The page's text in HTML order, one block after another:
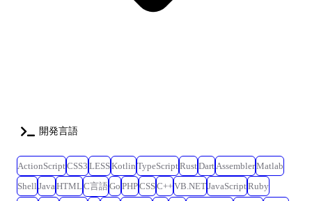
開発言語
ActionScriptCSS3 LESSKotlin TypeScriptRustDartAssemblerMatlab
Shell JavaHTML C言語Go PHPCSSC++VB.NETJavaScriptRuby